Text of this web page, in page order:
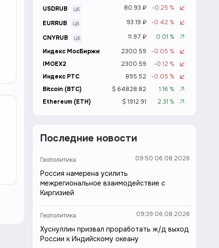
USDRUB 80.93 ₽
-0.25 %
EURRUB
93.19 ₽
-0.42 %
CNYRUB
11.97 ₽
0.01 %
Индекс МосБиржи
2300.59
-0.05 %
IMOEX2
2300.59
-0.12 %
Индекс РТС
895.52
-0.05 %
Bitcoin (BTC)
$ 64828.82
1.16 %
Ethereum (ETH)
$ 1912.91 2.31 %
Последние новости
Геополитика 09:50 06.08.2026
Россия намерена усилить
межрегиональное взаимодействие с
Киргизией
Геополитика 09:39 06.08.2026
Хуснуллин призвал проработать ж/д выход
России к Индийскому океану